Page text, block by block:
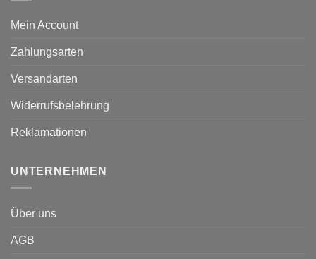
Mein Account
Zahlungsarten
Versandarten
Widerrufsbelehrung
Reklamationen
UNTERNEHMEN
Über uns
AGB